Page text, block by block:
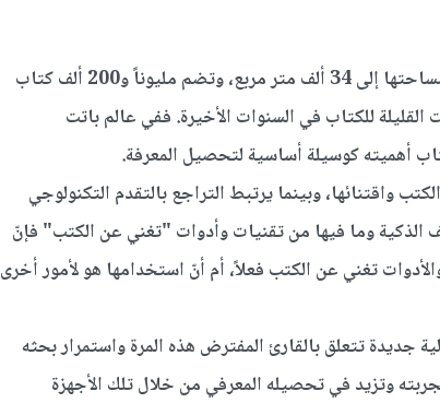
يقول الخبر إنّ الصين افتتحت مكتبة عامة تصل مساحتها إلى 34 ألف متر مربع، وتضم مليوناً و200 ألف كتاب
للكتاب في السنوات الأخيرة. ففي عالم باتت
أهميته كوسيلة أساسية لتحصيل المعرفة.
واقتنائها، وبينما يرتبط التراجع بالتقدم التكنولوجي
الذكية وما فيها من تقنيات وأدوات "تغني عن الكتب" فإنّ
تغني عن الكتب فعلاً، أم أنّ استخدامها هو لأمور أخرى
تتعلق بالقارئ المفترض هذه المرة واستمرار بحثه
وتزيد في تحصيله المعرفي من خلال تلك الأجهزة